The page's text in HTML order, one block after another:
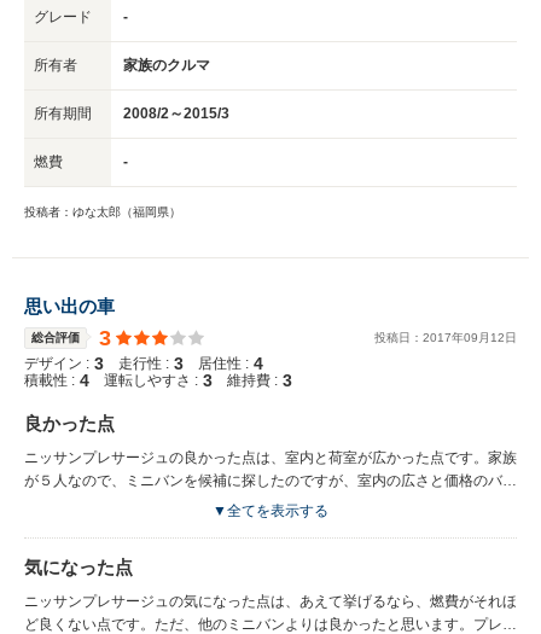
グレード -
所有者 家族のクルマ
所有期間 2008/2～2015/3
燃費 -
投稿者：ゆな太郎（福岡県）
思い出の車
総合評価 3 投稿日： 2017年09 月 12日
デザイン : 3 走行性 : 3 居住性 : 4
積載性 : 4 運転しやすさ : 3 維持費 : 3
良かった点
ニッサンプレサージュの良かった点は、室内と荷室が広かった点です。家族
が５人なので、ミニバンを候補に探したのですが、室内の広さと価格のバラ
ンスでプレサージュに決めました。子どもが小さかったので、ベビーカーを
ると経済的でとても気に入っていました。また、ミニバンでも車高があまり
高くなく、子どもが乗り降りする際も安全でした。視界も調度よく、妻も運
転しやすそうでした。
▼全てを表示する
気になった点
ニッサンプレサージュの気になった点は、あえて挙げるなら、燃費がそれほ
ど良くない点です。ただ、他のミニバンよりは良かったと思います。プレサ